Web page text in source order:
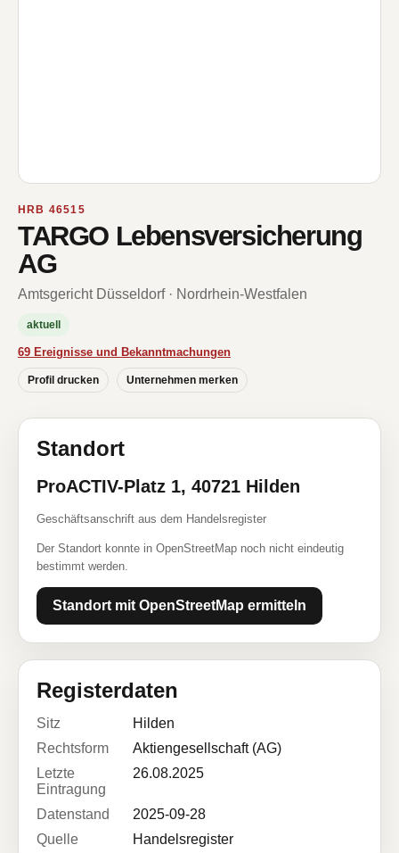
HRB 46515
TARGO Lebensversicherung
AG
Amtsgericht Düsseldorf · Nordrhein-Westfalen
aktuell
69 Ereignisse und Bekanntmachungen
Profil drucken Unternehmen merken
Standort
ProACTIV-Platz 1, 40721 Hilden
Geschäftsanschrift aus dem Handelsregister
Der Standort konnte in OpenStreetMap noch nicht eindeutig
bestimmt werden.
Standort mit OpenStreetMap ermitteln
Registerdaten
Sitz
Hilden
Rechtsform
Aktiengesellschaft (AG)
Letzte
Eintragung
26.08.2025
Datenstand
2025-09-28
Quelle
Handelsregister